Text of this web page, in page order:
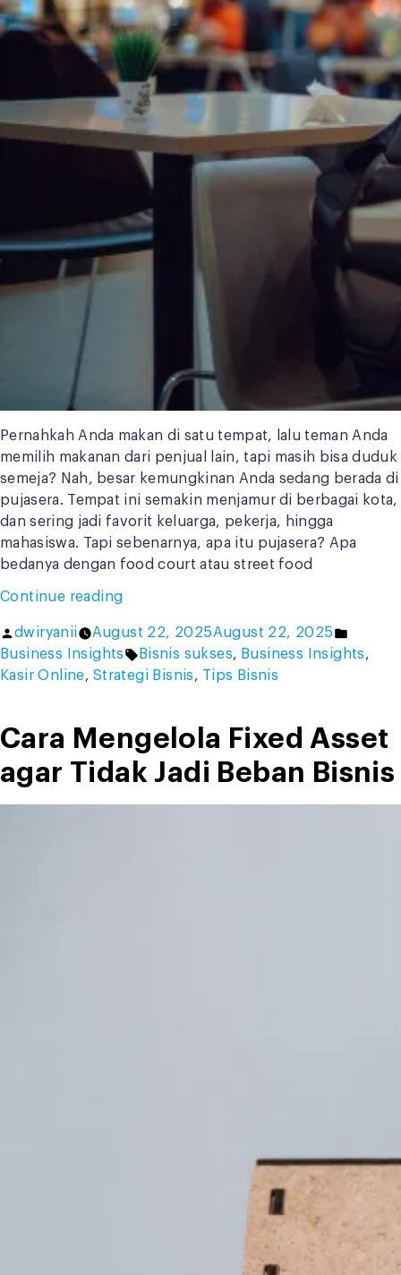
Pernahkah Anda makan di satu tempat, lalu teman Anda
memilih makanan dari penjual lain, tapi masih bisa duduk
semeja? Nah, besar kemungkinan Anda sedang berada di
pujasera. Tempat ini semakin menjamur di berbagai kota,
dan sering jadi favorit keluarga, pekerja, hingga
mahasiswa. Tapi sebenarnya, apa itu pujasera? Apa
bedanya dengan food court atau street food
Continue reading“Apa
Pujasera?
Keuntungan
Bisnis,
Perbedaan
dengan
Food
Posted
by
dwiryanii August 22, 2025August 22, 2025
Posted
in
Business Insights Tags:
Bisnis sukses, Business Insights,
Kasir Online, Strategi Bisnis, Tips Bisnis
Cara Mengelola Fixed Asset
agar Tidak Jadi Beban Bisnis